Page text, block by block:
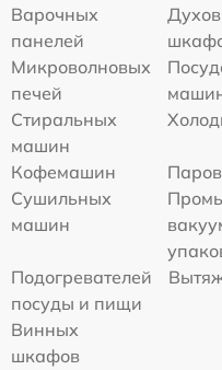
Варочных
панелей
Микроволновых
печей
Стиральных
машин
Кофемашин
Сушильных
машин
Подогревателей
посуды и пищи
Винных
шкафов